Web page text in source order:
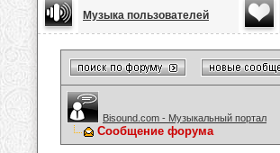
Музыка пользователей
Bisound.com - Музыкальный портал
Сообщение форума